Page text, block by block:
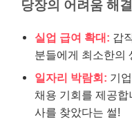
당장의 어려움 해결
실업 급여 확대: 갑
분들에게 최소한의
일자리 박람회: 기
채용 기회를 제공
사를 찾았다는 썰!